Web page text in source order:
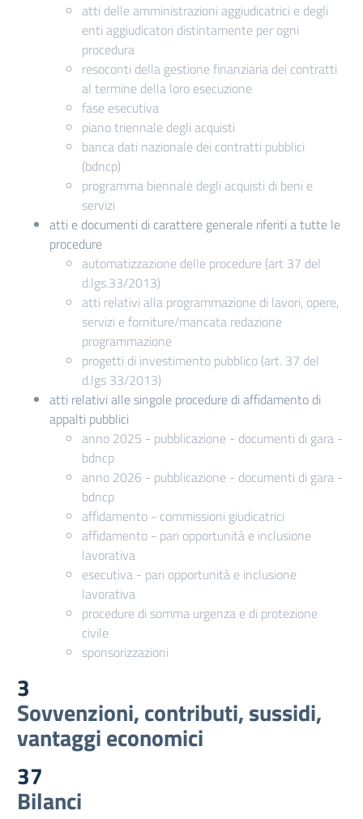
atti delle amministrazioni aggiudicatrici e degli
enti aggiudicatori distintamente per ogni
procedura
resoconti della gestione finanziaria dei contratti
al termine della loro esecuzione
fase esecutiva
piano triennale degli acquisti
banca dati nazionale dei contratti pubblici
(bdncp)
programma biennale degli acquisti di beni e
servizi
atti e documenti di carattere generale riferiti a tutte le
procedure
automatizzazione delle procedure (art 37 del
d.lgs.33/2013)
atti relativi alla programmazione di lavori, opere,
servizi e forniture/mancata redazione
programmazione
progetti di investimento pubblico (art. 37 del
d.lgs 33/2013)
atti relativi alle singole procedure di affidamento di
appalti pubblici
anno 2025 - pubblicazione - documenti di gara -
bdncp
anno 2026 - pubblicazione - documenti di gara -
bdncp
affidamento - commissioni giudicatrici
affidamento - pari opportunità e inclusione
lavorativa
esecutiva - pari opportunità e inclusione
lavorativa
procedure di somma urgenza e di protezione
civile
sponsorizzazioni
3
Sovvenzioni, contributi, sussidi,
vantaggi economici
37
Bilanci